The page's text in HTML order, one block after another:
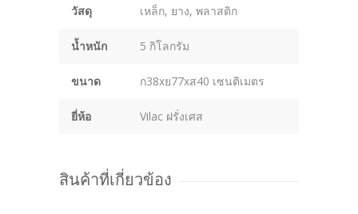
วัสดุ เหล็ก, ยาง, พลาสติก
น้ำหนัก 5 กิโลกรัม
ขนาด ก38xย77xส40 เซนติเมตร
ยี่ห้อ Vilac ฝรั่งเศส
สินค้าที่เกี่ยวข้อง